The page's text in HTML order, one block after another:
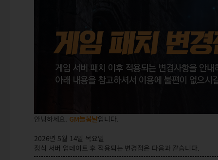
안녕하세요. GM늘봄날입니다.
2026년 5월 14일 목요일
정식 서버 업데이트 후 적용되는 변경점은 다음과 같습니다.